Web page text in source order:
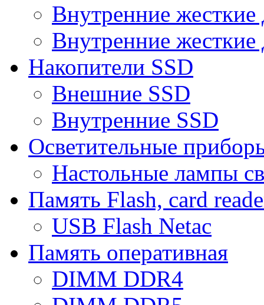
Внутренние
Внутренние
Накопители SSD
Внешние SSD
Внутренние SSD
Осветительные
Настольные лампы
Память Flash, card
USB Flash Netac
Память оперативная
DIMM DDR4